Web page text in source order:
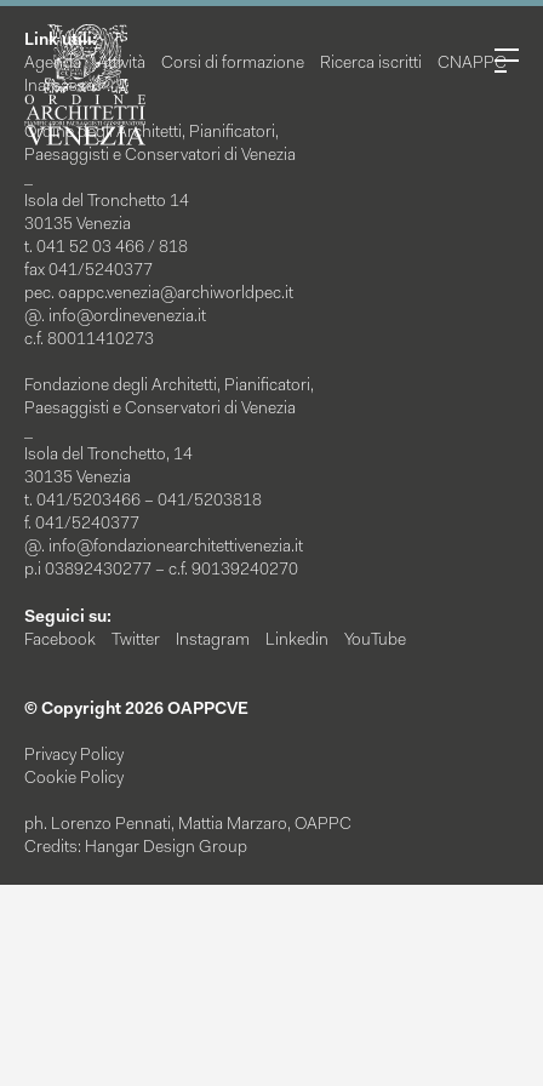
Link utili:
Agenda
Attività Corsi di formazione Ricerca iscritti
CNAPPC
Inarcassa
Ordine degli Architetti, Pianificatori,
Paesaggisti e Conservatori di Venezia
Isola del Tronchetto 14
30135 Venezia
t. 041 52 03 466 / 818
fax 041/5240377
pec. oappc.venezia@archiworldpec.it
@. info@ordinevenezia.it
c.f. 80011410273
Fondazione degli Architetti, Pianificatori,
Paesaggisti e Conservatori di Venezia
Isola del Tronchetto, 14
30135 Venezia
t. 041/5203466 – 041/5203818
f. 041/5240377
@. info@fondazionearchitettivenezia.it
p.i 03892430277 – c.f. 90139240270
Seguici su:
Facebook
Twitter Instagram Linkedin YouTube
© Copyright 2026 OAPPCVE
Privacy Policy
Cookie Policy
ph. Lorenzo Pennati, Mattia Marzaro, OAPPC
Credits: Hangar Design Group